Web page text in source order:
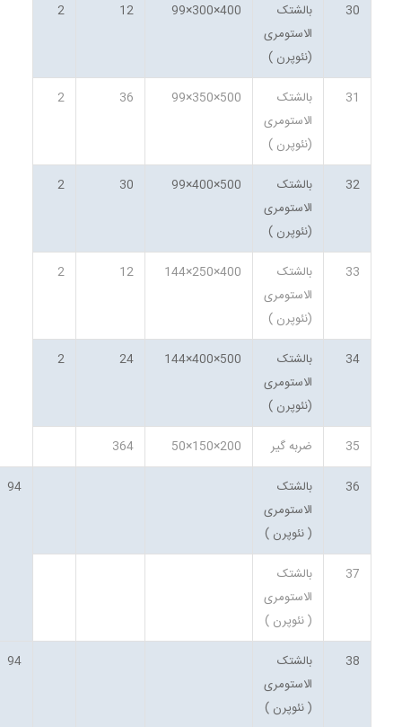
30
بالشتک
الاستومری
(نئوپرن )
400×300×99
12
2
31
بالشتک
الاستومری
(نئوپرن )
500×350×99
36
2
32
بالشتک
الاستومری
(نئوپرن )
500×400×99
30
2
33
بالشتک
الاستومری
(نئوپرن )
400×250×144
12
2
34
بالشتک
الاستومری
(نئوپرن )
500×400×144
24
2
35 ضربه گیر 200×150×50
364
36
بالشتک
الاستومری
( نئوپرن )
94
37
بالشتک
الاستومری
( نئوپرن )
38
بالشتک
الاستومری
( نئوپرن )
94